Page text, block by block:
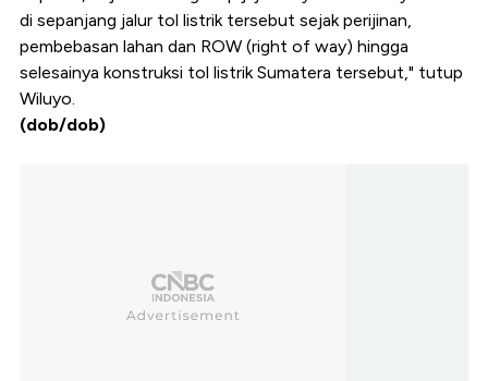
di sepanjang jalur tol listrik tersebut sejak perijinan,
pembebasan lahan dan ROW (right of way) hingga
selesainya konstruksi tol listrik Sumatera tersebut," tutup
Wiluyo.
(dob/dob)